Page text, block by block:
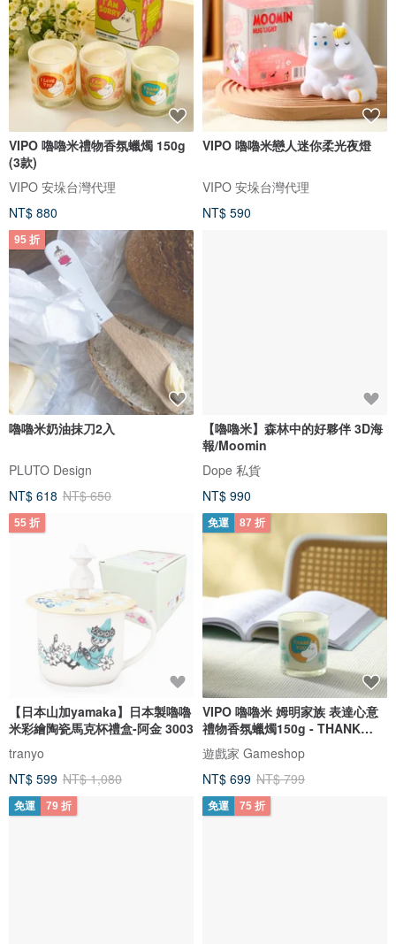
VIPO 嚕嚕米禮物香氛蠟燭 150g
(3款)
VIPO 安垛台灣代理
NT$ 880
VIPO 嚕嚕米戀人迷你柔光夜燈
VIPO 安垛台灣代理
NT$ 590
95 折
嚕嚕米奶油抹刀2入
PLUTO Design
NT$ 618 NT$ 650
【嚕嚕米】森林中的好夥伴 3D海
報/Moomin
Dope 私貨
NT$ 990
55 折
【日本山加yamaka】日本製嚕嚕
米彩繪陶瓷馬克杯禮盒-阿金 3003
tranyo
NT$ 599 NT$ 1,080
免運 87 折
VIPO 嚕嚕米 姆明家族 表達心意
禮物香氛蠟燭150g - THANK
YOU
遊戲家 Gameshop
NT$ 699 NT$ 799
免運 79 折 免運 75 折